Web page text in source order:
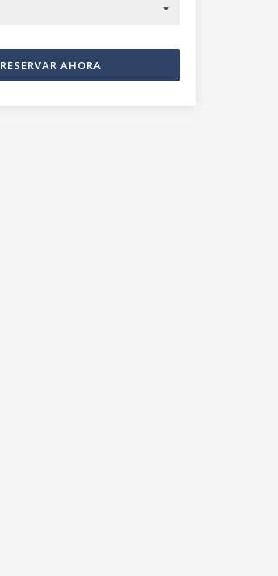
RESERVAR AHORA